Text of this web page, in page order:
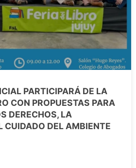
PARTICIPARÁ DE LA
CON PROPUESTAS PARA
DERECHOS, LA
CUIDADO DEL AMBIENTE